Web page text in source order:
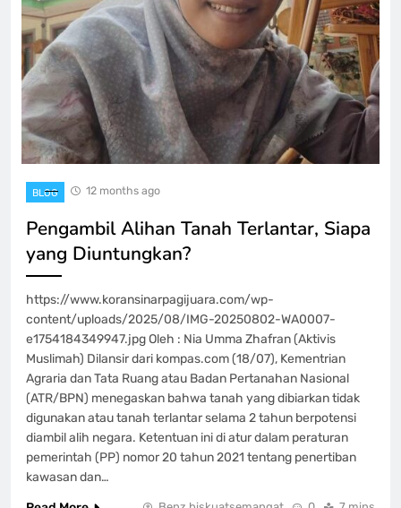
BLOG 12 months ago
Pengambil Alihan Tanah Terlantar, Siapa
yang Diuntungkan?
https://www.koransinarpagijuara.com/wp-
content/uploads/2025/08/IMG-20250802-WA0007-
e1754184349947.jpg Oleh : Nia Umma Zhafran (Aktivis
Muslimah) Dilansir dari kompas.com (18/07), Kementrian
Agraria dan Tata Ruang atau Badan Pertanahan Nasional
(ATR/BPN) menegaskan bahwa tanah yang dibiarkan tidak
digunakan atau tanah terlantar selama 2 tahun berpotensi
diambil alih negara. Ketentuan ini di atur dalam peraturan
pemerintah (PP) nomor 20 tahun 2021 tentang penertiban
kawasan dan…